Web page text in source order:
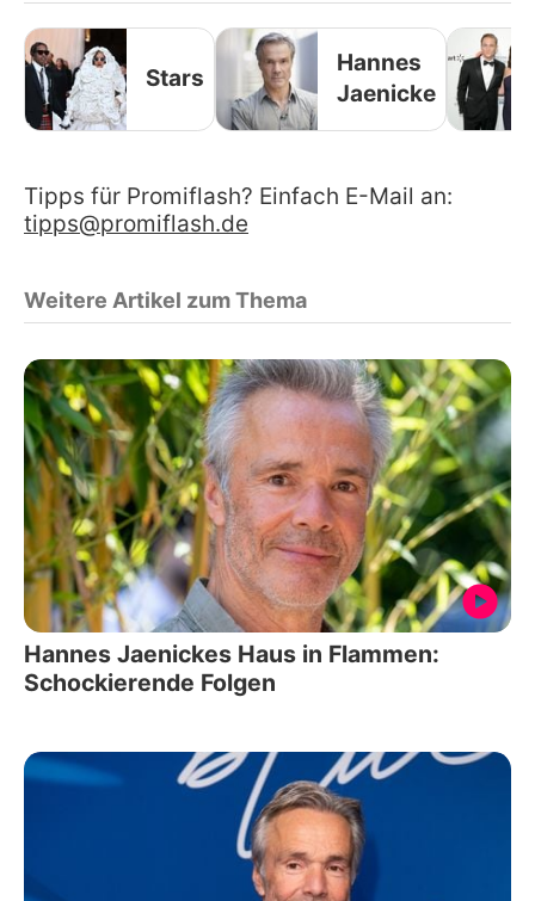
Stars
Hannes
Jaenicke
Tipps für Promiflash? Einfach E-Mail an:
tipps@promiflash.de
Weitere Artikel zum Thema
Hannes Jaenickes Haus in Flammen:
Schockierende Folgen